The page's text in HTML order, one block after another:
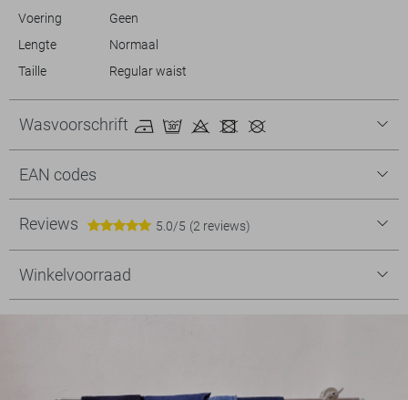
Voering
Geen
Lengte
Normaal
Taille
Regular waist
Wasvoorschrift
EAN codes
Reviews 5.0/5 (2 reviews)
Winkelvoorraad